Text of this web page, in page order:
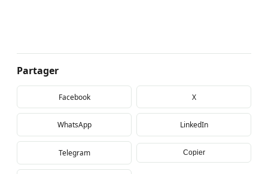
Partager
Facebook X
WhatsApp LinkedIn
Telegram Copier